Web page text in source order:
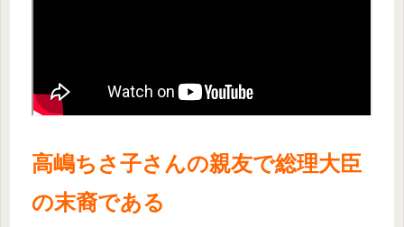
高嶋ちさ子さんの親友で総理大臣
の末裔である